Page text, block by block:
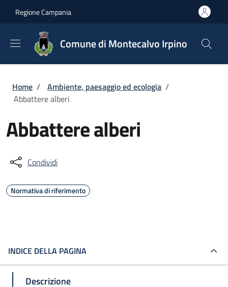
Regione Campania
Comune di Montecalvo Irpino
Briciole di pane
Home / Ambiente, paesaggio ed ecologia /
Abbattere alberi
Abbattere alberi
Condividi
Normativa di riferimento
INDICE DELLA PAGINA
Descrizione